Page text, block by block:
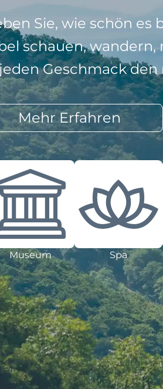
Sie, wie schön es
schauen, wandern,
Geschmack den
Mehr Erfahren
Museum Spa